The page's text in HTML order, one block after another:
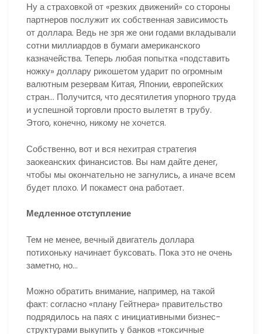
Ну а страховкой от «резких движений» со стороны
партнеров послужит их собственная зависимость
от доллара. Ведь не зря же они годами вкладывали
сотни миллиардов в бумаги американского
казначейства. Теперь любая попытка «подставить
ножку» доллару рикошетом ударит по огромным
валютным резервам Китая, Японии, европейских
стран… Получится, что десятилетия упорного труда
и успешной торговли просто вылетят в трубу.
Этого, конечно, никому не хочется.
Собственно, вот и вся нехитрая стратегия
заокеанских финансистов. Вы нам дайте денег,
чтобы мы окончательно не загнулись, а иначе всем
будет плохо. И покамест она работает.
Медленное отступление
Тем не менее, вечный двигатель доллара
потихоньку начинает буксовать. Пока это не очень
заметно, но…
Можно обратить внимание, например, на такой
факт: согласно «плану Гейтнера» правительство
подрядилось на паях с инициативными бизнес-
структурами выкупить у банков «токсичные